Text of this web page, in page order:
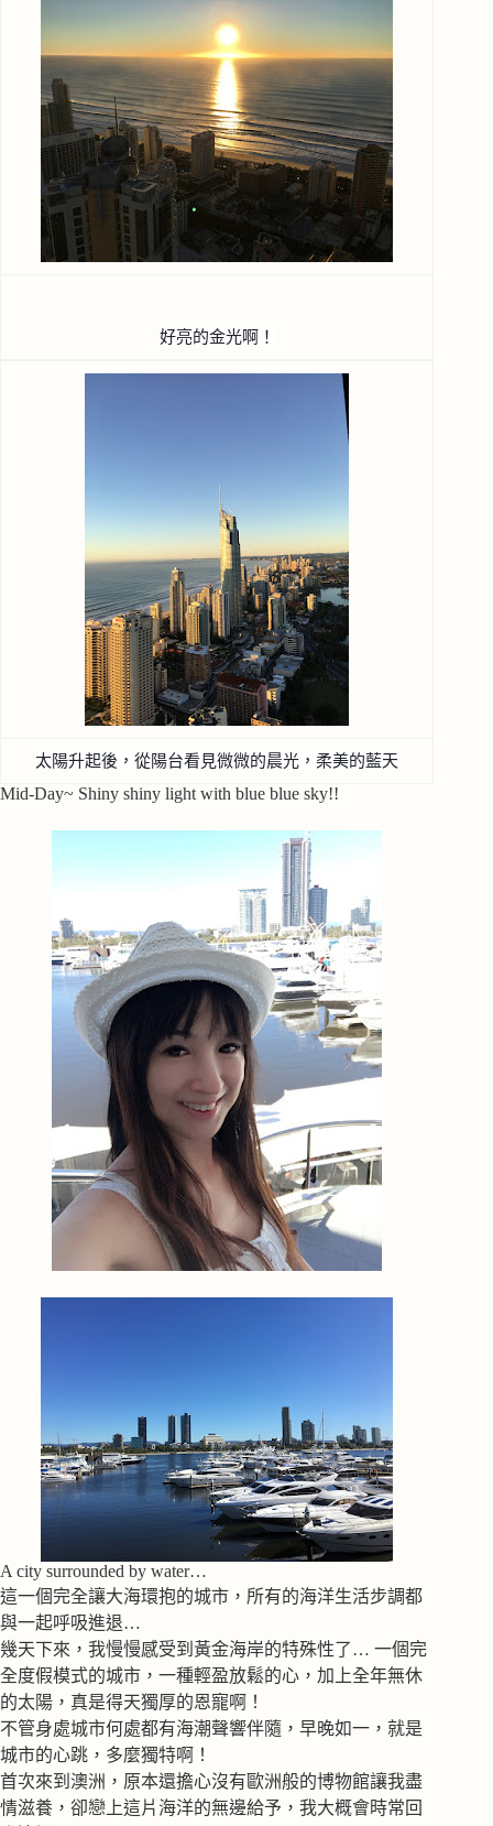
好亮的金光啊！
太陽升起後，從陽台看見微微的晨光，柔美的藍天
Mid-Day~ Shiny shiny light with blue blue sky!!
A city surrounded by water…
這一個完全讓大海環抱的城市，所有的海洋生活步調都
與一起呼吸進退…
幾天下來，我慢慢感受到黃金海岸的特殊性了… 一個完
全度假模式的城市，一種輕盈放鬆的心，加上全年無休
的太陽，真是得天獨厚的恩寵啊！
不管身處城市何處都有海潮聲響伴隨，早晚如一，就是
城市的心跳，多麼獨特啊！
首次來到澳洲，原本還擔心沒有歐洲般的博物館讓我盡
情滋養，卻戀上這片海洋的無邊給予，我大概會時常回